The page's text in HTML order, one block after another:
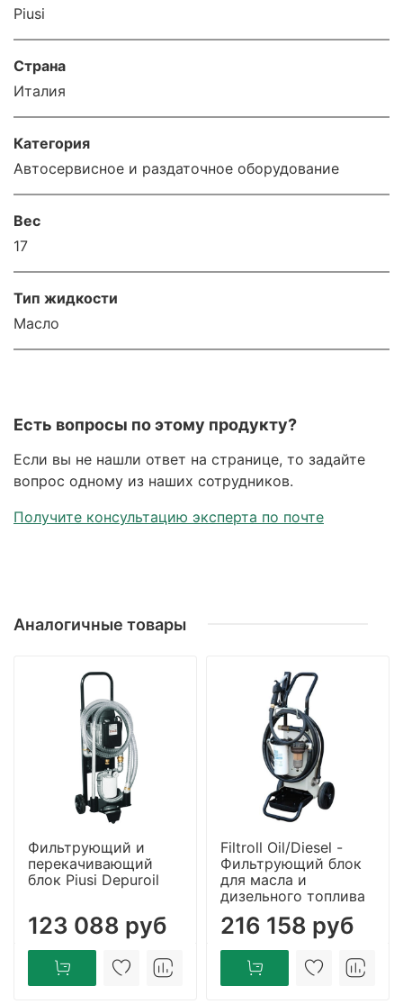
Piusi
Страна
Италия
Категория
Автосервисное и раздаточное оборудование
Вес
17
Тип жидкости
Масло
Есть вопросы по этому продукту?
Если вы не нашли ответ на странице, то задайте
вопрос одному из наших сотрудников.
Получите консультацию эксперта по почте
Аналогичные товары
Фильтрующий и
перекачивающий
блок Piusi Depuroil
123 088 руб
Filtroll Oil/Diesel -
Фильтрующий блок
для масла и
дизельного топлива
216 158 руб